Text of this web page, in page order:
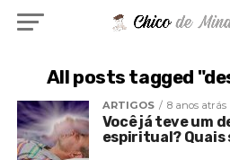
All posts tagged
ARTIGOS 8 anos atrás
Você já teve um
espiritual? Quais